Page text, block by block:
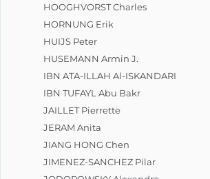
HOOGHVORST Charles
HORNUNG Erik
HUIJS Peter
HUSEMANN Armin J.
IBN ATA-ILLAH Al-ISKANDARI
IBN TUFAYL Abu Bakr
JAILLET Pierrette
JERAM Anita
JIANG HONG Chen
JIMENEZ-SANCHEZ Pilar